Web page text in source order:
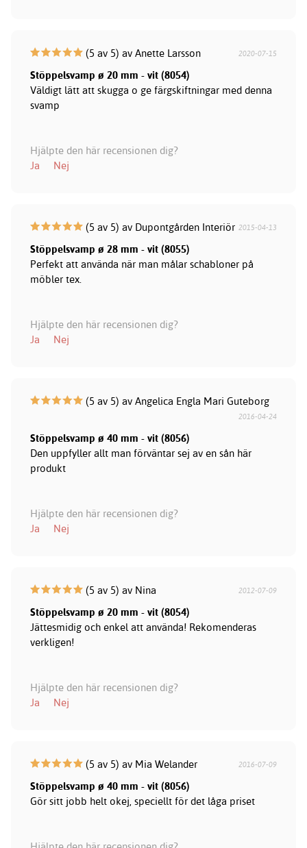
(5 av 5) av Anette Larsson 2020-07-15
Stöppelsvamp ø 20 mm - vit (8054)
Väldigt lätt att skugga o ge färgskiftningar med denna
svamp
Hjälpte den här recensionen dig?
Ja
Nej
(5 av 5) av Dupontgården Interiör 2015-04-13
Stöppelsvamp ø 28 mm - vit (8055)
Perfekt att använda när man målar schabloner på
möbler tex.
Hjälpte den här recensionen dig?
Ja
Nej
(5 av 5) av Angelica Engla Mari Guteborg
2016-04-24
Stöppelsvamp ø 40 mm - vit (8056)
Den uppfyller allt man förväntar sej av en sån här
produkt
Hjälpte den här recensionen dig?
Ja
Nej
(5 av 5) av Nina 2012-07-09
Stöppelsvamp ø 20 mm - vit (8054)
Jättesmidig och enkel att använda! Rekomenderas
verkligen!
Hjälpte den här recensionen dig?
Ja
Nej
(5 av 5) av Mia Welander 2016-07-09
Stöppelsvamp ø 40 mm - vit (8056)
Gör sitt jobb helt okej, speciellt för det låga priset